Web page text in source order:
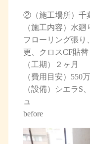
②（施工場所）千
（施工内容）水
フローリング張り
更、クロスCF貼替
（工期）２ヶ月
（費用目安）550
（設備）シエラS
ュ
before